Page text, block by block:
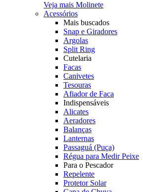
Veja mais Molinete
Acessórios
Mais buscados
Snap e Giradores
Argolas
Split Ring
Cutelaria
Facas
Canivetes
Tesouras
Afiador de Faca
Indispensáveis
Alicates
Aeradores
Balanças
Lanternas
Passaguá (Puça)
Régua para Medir Peixe
Para o Pescador
Repelente
Protetor Solar